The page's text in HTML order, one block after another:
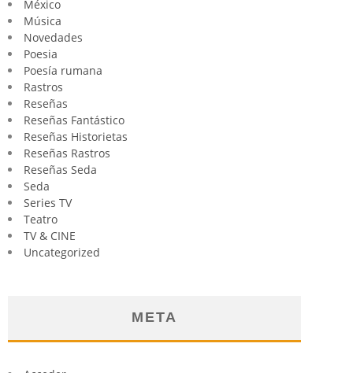
México
Música
Novedades
Poesia
Poesía rumana
Rastros
Reseñas
Reseñas Fantástico
Reseñas Historietas
Reseñas Rastros
Reseñas Seda
Seda
Series TV
Teatro
TV & CINE
Uncategorized
META